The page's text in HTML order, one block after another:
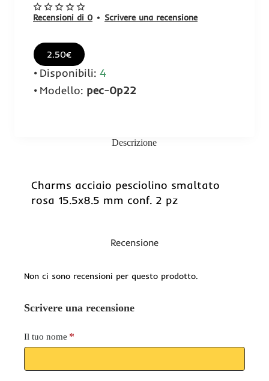
Recensioni di 0 • Scrivere una recensione
2.50€
Disponibili: 4
Modello: pec-0p22
Descrizione
Charms acciaio pesciolino smaltato
rosa 15.5x8.5 mm conf. 2 pz
Recensione
Non ci sono recensioni per questo prodotto.
Scrivere una recensione
Il tuo nome